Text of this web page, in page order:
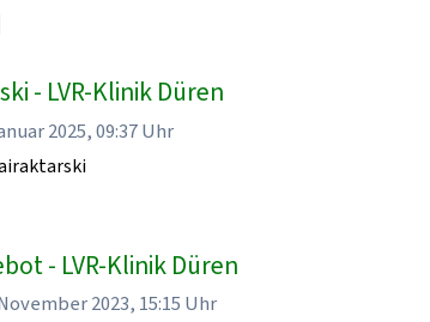
- LVR-Klinik Düren
2025, 09:37 Uhr
- LVR-Klinik Düren
2023, 15:15 Uhr